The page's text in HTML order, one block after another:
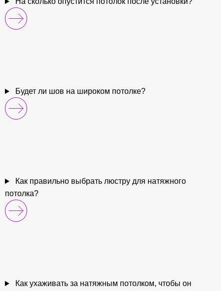
Будет ли шов на широком потолке?
Как правильно выбрать люстру для натяжного
потолка?
Как ухаживать за натяжным потолком, чтобы он